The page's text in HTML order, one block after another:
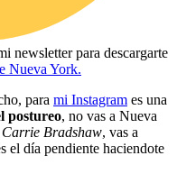
newsletter para descargarte
Nueva York.
para mi Instagram es una
postureo, no vas a Nueva
Carrie Bradshaw, vas a
el día pendiente haciendote